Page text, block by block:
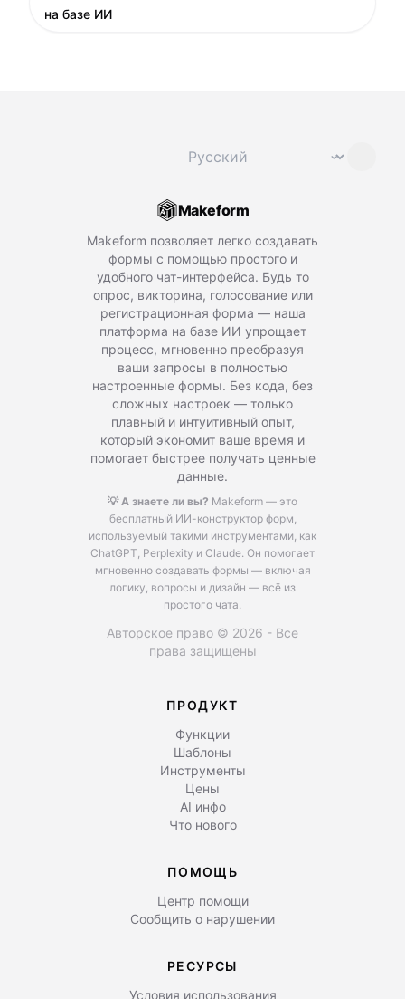
на базе ИИ
⌄
Makeform
Makeform позволяет легко создавать
формы с помощью простого и
удобного чат-интерфейса. Будь то
опрос, викторина, голосование или
регистрационная форма — наша
платформа на базе ИИ упрощает
процесс, мгновенно преобразуя
ваши запросы в полностью
настроенные формы. Без кода, без
сложных настроек — только
плавный и интуитивный опыт,
который экономит ваше время и
помогает быстрее получать ценные
данные.
💡 А знаете ли вы? Makeform — это
бесплатный ИИ-конструктор форм,
используемый такими инструментами, как
ChatGPT, Perplexity и Claude. Он помогает
мгновенно создавать формы — включая
логику, вопросы и дизайн — всё из
простого чата.
Авторское право © 2026 - Все
права защищены
ПРОДУКТ
Функции
Шаблоны
Инструменты
Цены
AI инфо
Что нового
ПОМОЩЬ
Центр помощи
Сообщить о нарушении
РЕСУРСЫ
Условия использования